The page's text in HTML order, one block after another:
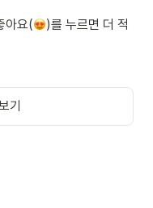
아요(
)를 누르면 더 적
기